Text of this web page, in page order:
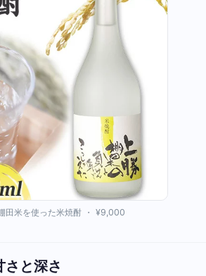
田米を使った米焼酎 ・ ¥9,000
と深さ